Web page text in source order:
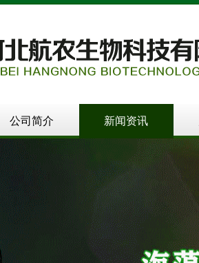
公司简介 新闻资讯